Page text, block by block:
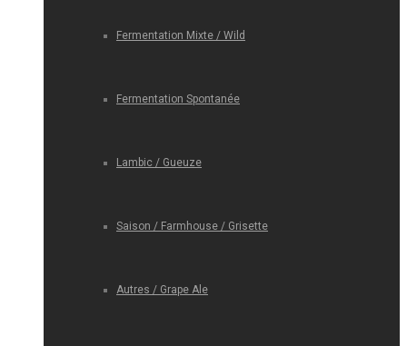
Fermentation Mixte / Wild
Fermentation Spontanée
Lambic / Gueuze
Saison / Farmhouse / Grisette
Autres / Grape Ale